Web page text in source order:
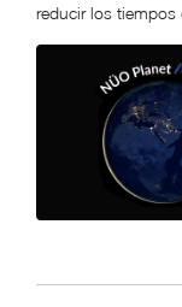
reducir los tiempos